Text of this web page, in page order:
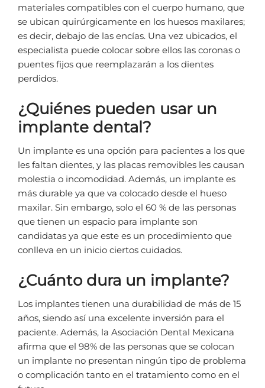
materiales compatibles con el cuerpo humano, que
se ubican quirúrgicamente en los huesos maxilares;
es decir, debajo de las encías. Una vez ubicados, el
especialista puede colocar sobre ellos las coronas o
puentes fijos que reemplazarán a los dientes
perdidos.
¿Quiénes pueden usar un
implante dental?
Un implante es una opción para pacientes a los que
les faltan dientes, y las placas removibles les causan
molestia o incomodidad. Además, un implante es
más durable ya que va colocado desde el hueso
maxilar. Sin embargo, solo el 60 % de las personas
que tienen un espacio para implante son
candidatas ya que este es un procedimiento que
conlleva en un inicio ciertos cuidados.
¿Cuánto dura un implante?
Los implantes tienen una durabilidad de más de 15
años, siendo así una excelente inversión para el
paciente. Además, la Asociación Dental Mexicana
afirma que el 98% de las personas que se colocan
un implante no presentan ningún tipo de problema
o complicación tanto en el tratamiento como en el